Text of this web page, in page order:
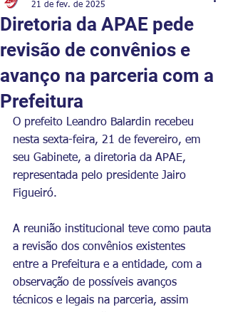
Diretoria da APAE pede
revisão de convênios e
avanço na parceria com a
Prefeitura
21 de fev. de 2025
O prefeito Leandro Balardin recebeu
nesta sexta-feira, 21 de fevereiro, em
seu Gabinete, a diretoria da APAE,
representada pelo presidente Jairo
Figueiró.
A reunião institucional teve como pauta
a revisão dos convênios existentes
entre a Prefeitura e a entidade, com a
observação de possíveis avanços
técnicos e legais na parceria, assim